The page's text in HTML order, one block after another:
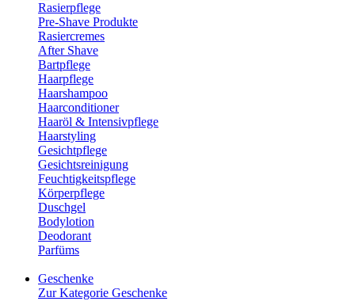
Rasierpflege
Pre-Shave Produkte
Rasiercremes
After Shave
Bartpflege
Haarpflege
Haarshampoo
Haarconditioner
Haaröl & Intensivpflege
Haarstyling
Gesichtpflege
Gesichtsreinigung
Feuchtigkeitspflege
Körperpflege
Duschgel
Bodylotion
Deodorant
Parfüms
Geschenke
Zur Kategorie Geschenke